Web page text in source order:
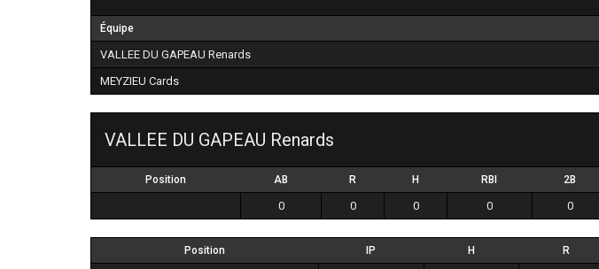
Équipe
VALLEE DU GAPEAU Renards
MEYZIEU Cards
VALLEE DU GAPEAU Renards
Position AB R H RBI 2B
0 0 0 0 0
Position IP H R